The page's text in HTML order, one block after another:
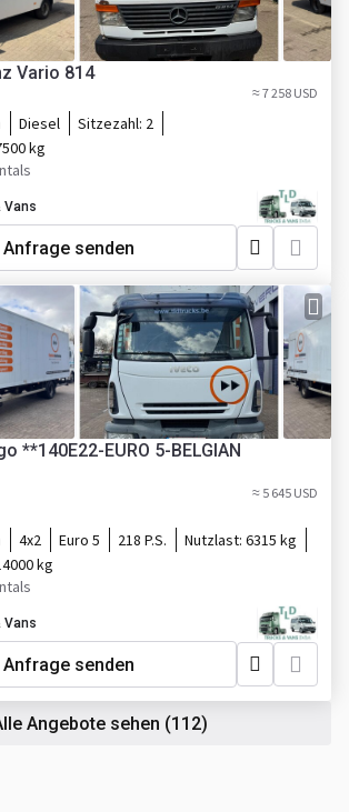
Vario 814
≈ 7 258 USD
Diesel Sitzezahl: 2
kg
Vans
Anfrage senden
**140E22-EURO 5-BELGIAN
≈ 5 645 USD
4x2 Euro 5 218 P.S. Nutzlast: 6315 kg
kg
Vans
Anfrage senden
Angebote sehen (112)